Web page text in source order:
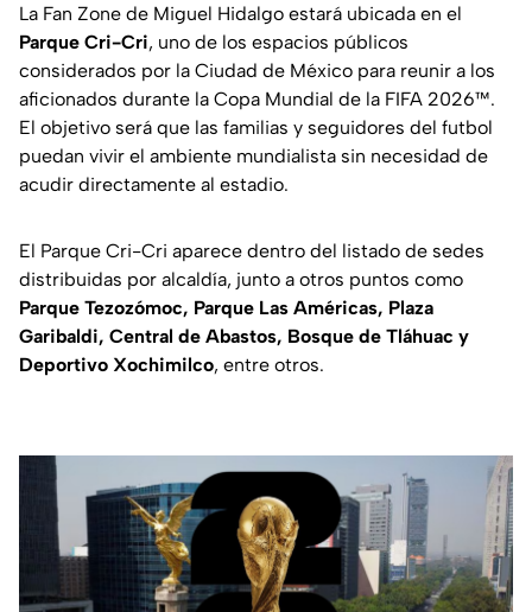
La Fan Zone de Miguel Hidalgo estará ubicada en el
Parque Cri-Cri, uno de los espacios públicos
considerados por la Ciudad de México para reunir a los
aficionados durante la Copa Mundial de la FIFA 2026™.
El objetivo será que las familias y seguidores del futbol
puedan vivir el ambiente mundialista sin necesidad de
acudir directamente al estadio.
El Parque Cri-Cri aparece dentro del listado de sedes
distribuidas por alcaldía, junto a otros puntos como
Parque Tezozómoc, Parque Las Américas, Plaza
Garibaldi, Central de Abastos, Bosque de Tláhuac y
Deportivo Xochimilco, entre otros.